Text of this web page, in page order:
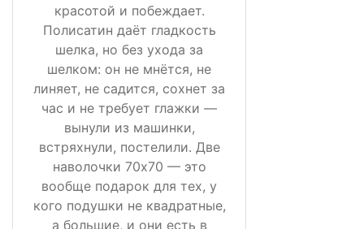
красотой и побеждает.
Полисатин даёт гладкость
шелка, но без ухода за
шелком: он не мнётся, не
линяет, не садится, сохнет за
час и не требует глажки —
вынули из машинки,
встряхнули, постелили. Две
наволочки 70х70 — это
вообще подарок для тех, у
кого подушки не квадратные,
а большие, и они есть в